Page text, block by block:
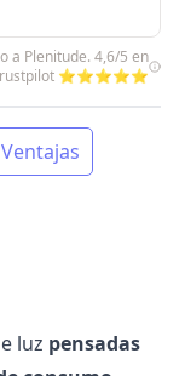
a Plenitude. 4,6/5 en
⭐⭐⭐⭐⭐
Ventajas
luz pensadas